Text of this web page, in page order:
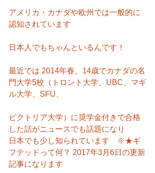
アメリカ・カナダや欧州では一般的に
認知されています
日本人でもちゃんといるんです！
最近では 2014年春、14歳でカナダの名
門大学5校（トロント大学、UBC、マギ
ル大学、SFU、
ビクトリア大学）に奨学金付きで合格
した話がニュースでも話題になり
日本でも少し知られています　※★ギ
フテッドって何？ 2017年3月6日の更新
記事になります